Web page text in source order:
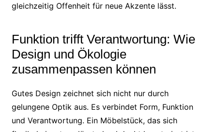
gleichzeitig Offenheit für neue Akzente lässt.
Funktion trifft Verantwortung: Wie
Design und Ökologie
zusammenpassen können
Gutes Design zeichnet sich nicht nur durch
gelungene Optik aus. Es verbindet Form, Funktion
und Verantwortung. Ein Möbelstück, das sich